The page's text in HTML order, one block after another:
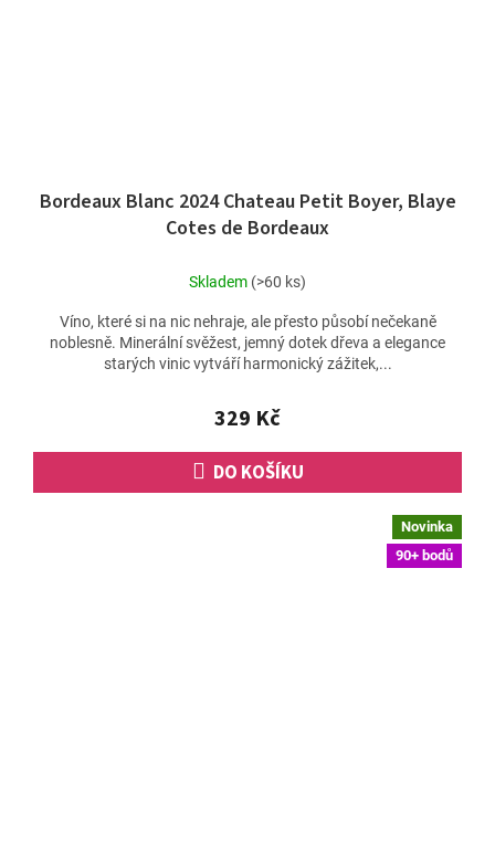
Bordeaux Blanc 2024 Chateau Petit Boyer, Blaye
Cotes de Bordeaux
Skladem (>60 ks)
329 Kč
DO KOŠÍKU
Víno, které si na nic nehraje, ale přesto působí nečekaně
noblesně. Minerální svěžest, jemný dotek dřeva a elegance
starých vinic vytváří harmonický zážitek,...
Novinka
90+ bodů